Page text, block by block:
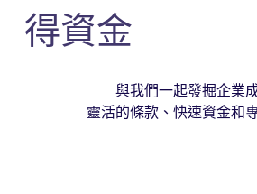
得資金
與我們一起發掘企業
靈活的條款、快速資金和